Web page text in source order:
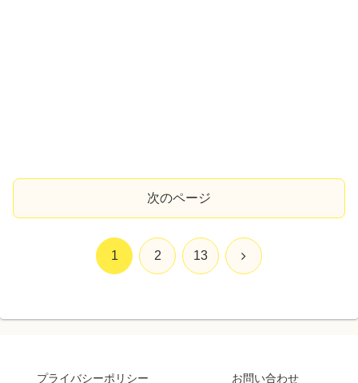
次のページ
1 2 13 次
プライバシーポリシー お問い合わせ